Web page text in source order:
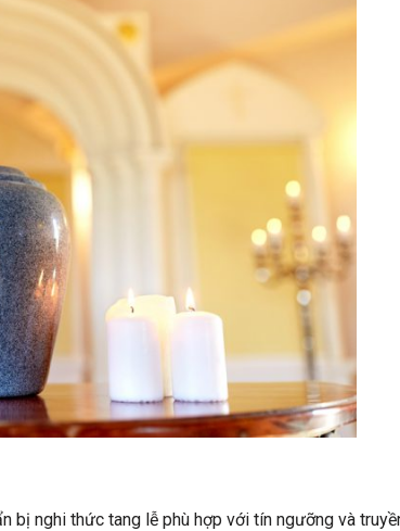
bị nghi thức tang lễ phù hợp với tín ngưỡng và